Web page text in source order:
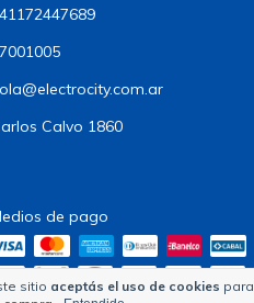
sitio aceptás el uso de cookies
Calvo 1860
de pago